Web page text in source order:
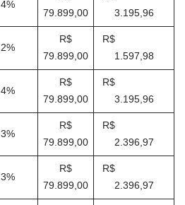
4%
79.899,00
3.195,96
2%
R$
79.899,00
R$
1.597,98
4%
R$
79.899,00
R$
3.195,96
3%
R$
79.899,00
R$
2.396,97
3%
R$
79.899,00
R$
2.396,97